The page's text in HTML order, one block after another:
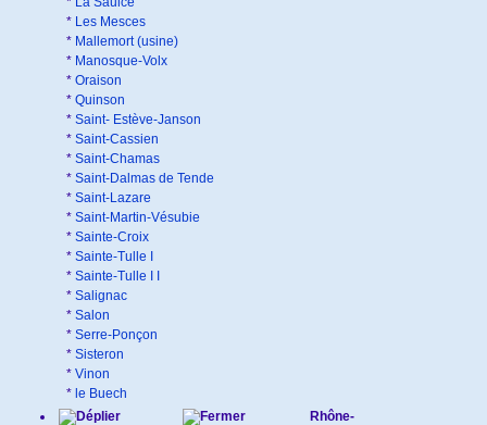
* Les Mesces
* Mallemort (usine)
* Manosque-Volx
* Oraison
* Quinson
* Saint- Estève-Janson
* Saint-Cassien
* Saint-Chamas
* Saint-Dalmas de Tende
* Saint-Lazare
* Saint-Martin-Vésubie
* Sainte-Croix
* Sainte-Tulle I
* Sainte-Tulle I I
* Salignac
* Salon
* Serre-Ponçon
* Sisteron
* Vinon
* le Buech
Rhône-